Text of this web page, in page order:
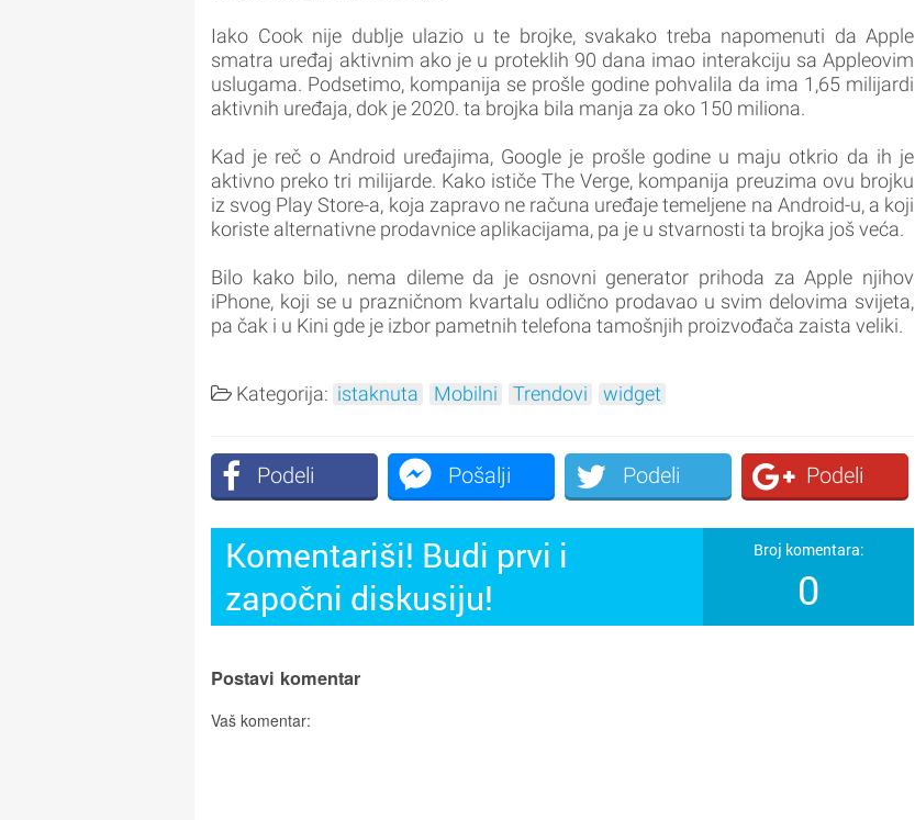
Iako Cook nije dublje ulazio u te brojke, svakako treba napomenuti da Apple
smatra uređaj aktivnim ako je u proteklih 90 dana imao interakciju sa Appleovim
uslugama. Podsetimo, kompanija se prošle godine pohvalila da ima 1,65 milijardi
aktivnih uređaja, dok je 2020. ta brojka bila manja za oko 150 miliona.
Kad je reč o Android uređajima, Google je prošle godine u maju otkrio da ih je
aktivno preko tri milijarde. Kako ističe The Verge, kompanija preuzima ovu brojku
iz svog Play Store-a, koja zapravo ne računa uređaje temeljene na Android-u, a koji
koriste alternativne prodavnice aplikacijama, pa je u stvarnosti ta brojka još veća.
Bilo kako bilo, nema dileme da je osnovni generator prihoda za Apple njihov
iPhone, koji se u prazničnom kvartalu odlično prodavao u svim delovima svijeta,
pa čak i u Kini gde je izbor pametnih telefona tamošnjih proizvođača zaista veliki.
Kategorija: istaknuta Mobilni Trendovi widget
Podeli Pošalji Podeli Podeli
Komentariši! Budi prvi i
započni diskusiju!
Broj komentara:
0
Postavi komentar
Vaš komentar: